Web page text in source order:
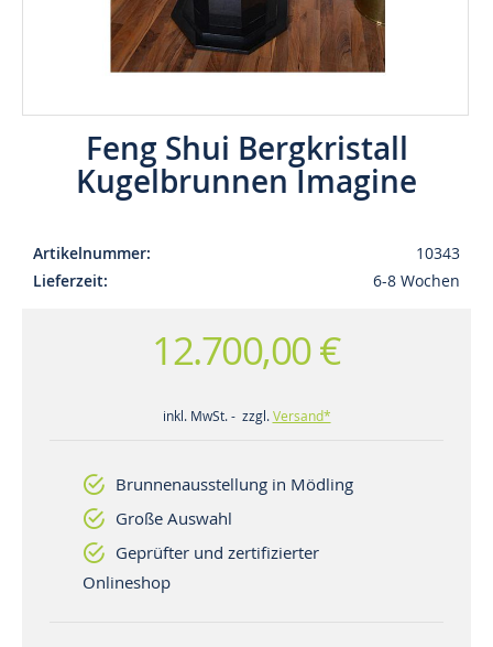
Feng Shui Bergkristall
Kugelbrunnen Imagine
Artikelnummer
10343
Lieferzeit
6-8 Wochen
12.700,00 €
inkl. MwSt. - zzgl.Versand*
Brunnenausstellung in Mödling
Große Auswahl
Geprüfter und zertifizierter
Onlineshop